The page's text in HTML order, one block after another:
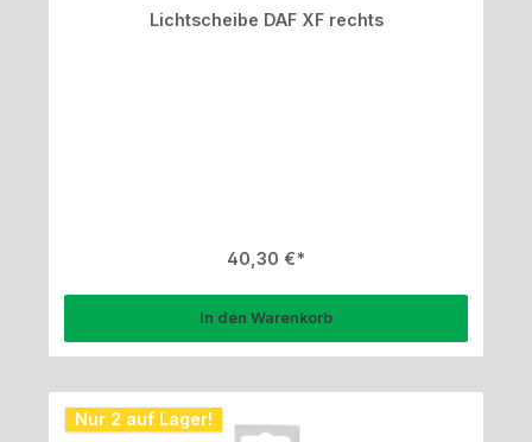
Lichtscheibe DAF XF rechts
Regulärer Preis:
40,30 €
In den Warenkorb
Nur 2 auf Lager!